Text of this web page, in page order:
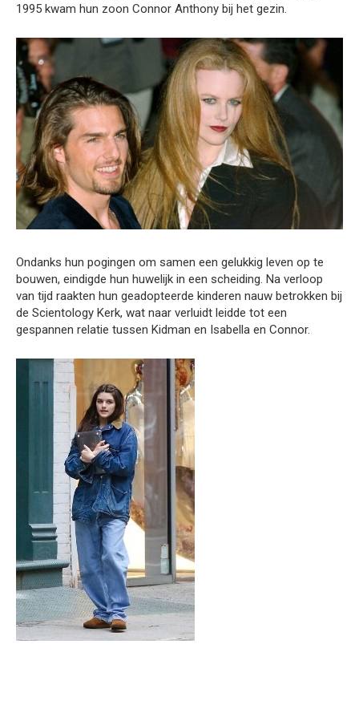
1995 kwam hun zoon Connor Anthony bij het gezin.
Ondanks hun pogingen om samen een gelukkig leven op te
bouwen, eindigde hun huwelijk in een scheiding. Na verloop
van tijd raakten hun geadopteerde kinderen nauw betrokken bij
de Scientology Kerk, wat naar verluidt leidde tot een
gespannen relatie tussen Kidman en Isabella en Connor.